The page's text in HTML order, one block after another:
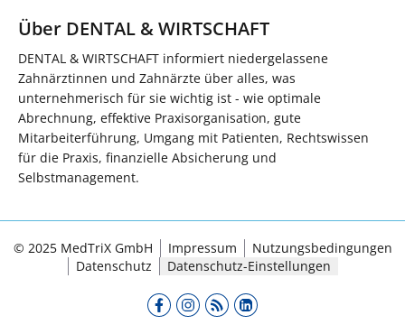
Über DENTAL & WIRTSCHAFT
DENTAL & WIRTSCHAFT informiert niedergelassene
Zahnärztinnen und Zahnärzte über alles, was
unternehmerisch für sie wichtig ist - wie optimale
Abrechnung, effektive Praxisorganisation, gute
Mitarbeiterführung, Umgang mit Patienten, Rechtswissen
für die Praxis, finanzielle Absicherung und
Selbstmanagement.
© 2025 MedTriX GmbH Impressum
Nutzungsbedingungen
Datenschutz
Datenschutz-Einstellungen